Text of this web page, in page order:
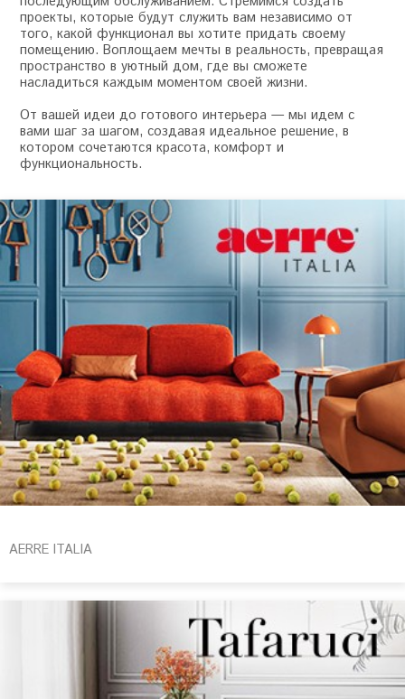
проекты, которые будут служить вам независимо от
того, какой функционал вы хотите придать своему
помещению. Воплощаем мечты в реальность, превращая
пространство в уютный дом, где вы сможете
насладиться каждым моментом своей жизни.
От вашей идеи до готового интерьера — мы идем с
вами шаг за шагом, создавая идеальное решение, в
котором сочетаются красота, комфорт и
функциональность.
AERRE ITALIA